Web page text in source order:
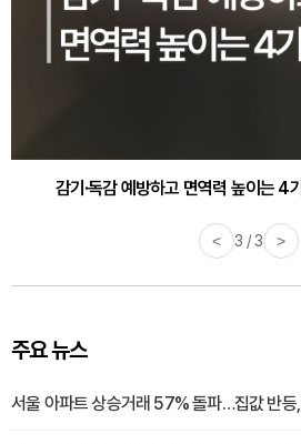
감기·독감 예방하고 면역력 높이는 4
< 3 / 3 >
주요 뉴스
서울 아파트 상승거래 57% 돌파…집값 반등